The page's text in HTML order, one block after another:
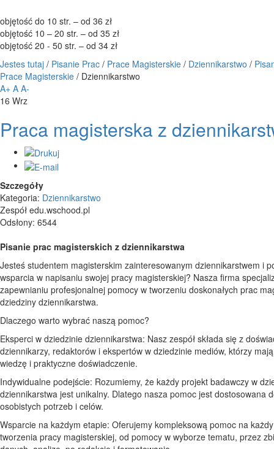
objętość do 10 str. – od 36 zł
objętość 10 – 20 str. – od 35 zł
objętość 20 - 50 str. – od 34 zł
Jestes tutaj / Pisanie Prac / Prace Magisterskie / Dziennikarstwo /
Prace Magisterskie / Dziennikarstwo
A+ A A-
16 Wrz
Praca magisterska z
Szczegóły
Kategoria: Dziennikarstwo
Zespół edu.wschood.pl
Odsłony: 6544
Pisanie prac magisterskich z dziennikarstwa
Jesteś studentem magisterskim zainteresowanym dziennikarstwem i
wsparcia w napisaniu swojej pracy magisterskiej? Nasza firma
zapewnianiu profesjonalnej pomocy w tworzeniu doskonałych prac
dziedziny dziennikarstwa.
Dlaczego warto wybrać naszą pomoc?
Eksperci w dziedzinie dziennikarstwa: Nasz zespół składa się z
dziennikarzy, redaktorów i ekspertów w dziedzinie mediów, którzy
wiedzę i praktyczne doświadczenie.
Indywidualne podejście: Rozumiemy, że każdy projekt badawczy w
dziennikarstwa jest unikalny. Dlatego nasza pomoc jest dostosowana
osobistych potrzeb i celów.
Wsparcie na każdym etapie: Oferujemy kompleksową pomoc na
tworzenia pracy magisterskiej, od pomocy w wyborze tematu, przez